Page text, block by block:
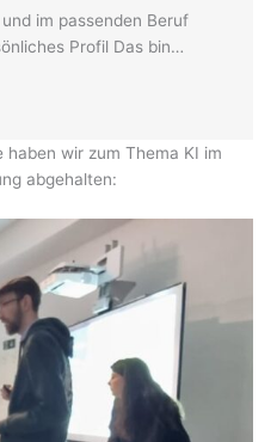
im passenden Beruf
Profil Das bin…
wir zum Thema KI im
abgehalten: